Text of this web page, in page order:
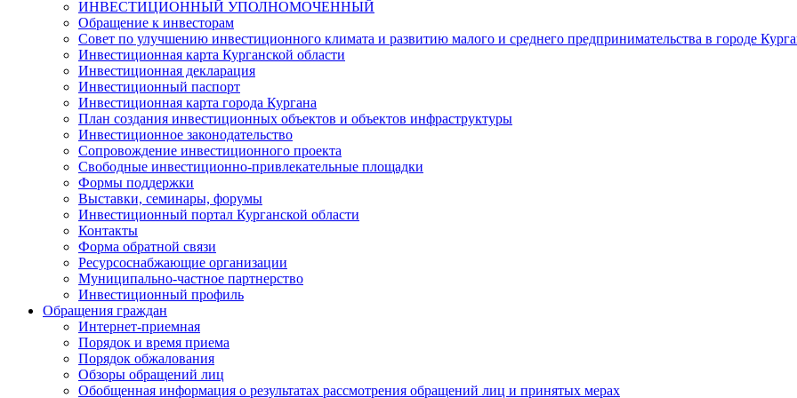
ИНВЕСТИЦИОННЫЙ УПОЛНОМОЧЕННЫЙ
Обращение к инвесторам
Совет по улучшению инвестиционного климата и развитию малого и среднего предпринимательства в городе
Инвестиционная карта Курганской области
Инвестиционная декларация
Инвестиционный паспорт
Инвестиционная карта города Кургана
План создания инвестиционных объектов и объектов инфраструктуры
Инвестиционное законодательство
Сопровождение инвестиционного проекта
Свободные инвестиционно-привлекательные площадки
Формы поддержки
Выставки, семинары, форумы
Инвестиционный портал Курганской области
Контакты
Форма обратной связи
Ресурсоснабжающие организации
Муниципально-частное партнерство
Инвестиционный профиль
Обращения граждан
Интернет-приемная
Порядок и время приема
Порядок обжалования
Обзоры обращений лиц
Обобщенная информация о результатах рассмотрения обращений лиц и принятых мерах